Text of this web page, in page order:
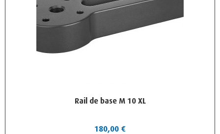
Rail de base M 10 XL
180,00 €